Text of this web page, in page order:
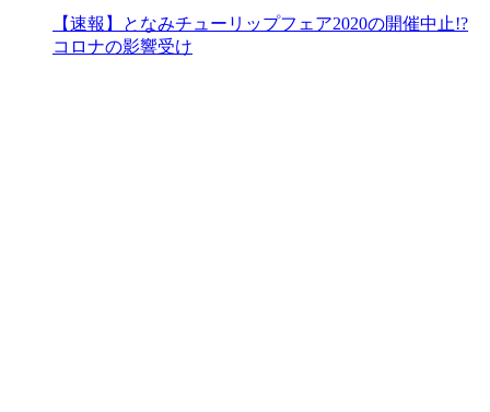
【速報】となみチューリップフェア2020の開催中止!?
コロナの影響受け